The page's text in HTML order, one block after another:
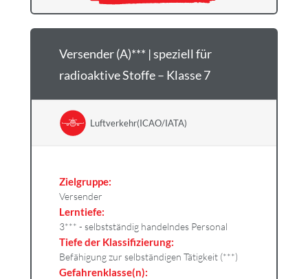
Versender (A)*** | speziell für
radioaktive Stoffe – Klasse 7
Luftverkehr(ICAO/IATA)
Zielgruppe:
Versender
Lerntiefe:
3*** - selbstständig handelndes Personal
Tiefe der Klassifizierung:
Befähigung zur selbständigen Tätigkeit (***)
Gefahrenklasse(n):